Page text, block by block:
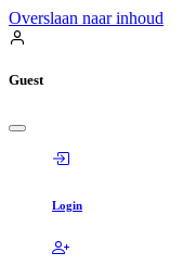
Overslaan naar inhoud
Guest
Login